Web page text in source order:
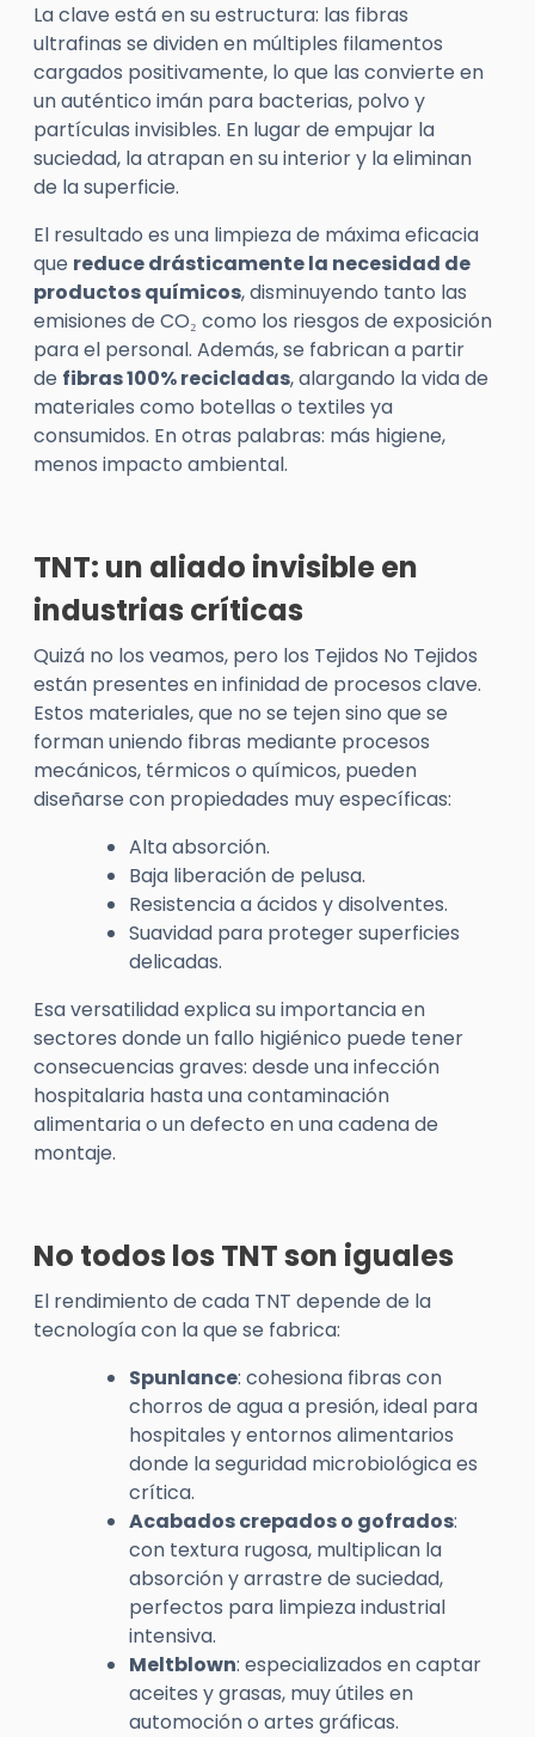
La clave está en su estructura: las fibras
ultrafinas se dividen en múltiples filamentos
cargados positivamente, lo que las convierte en
un auténtico imán para bacterias, polvo y
partículas invisibles. En lugar de empujar la
suciedad, la atrapan en su interior y la eliminan
de la superficie.
El resultado es una limpieza de máxima eficacia
que reduce drásticamente la necesidad de
productos químicos, disminuyendo tanto las
emisiones de CO₂ como los riesgos de exposición
para el personal. Además, se fabrican a partir
de fibras 100% recicladas, alargando la vida de
materiales como botellas o textiles ya
consumidos. En otras palabras: más higiene,
menos impacto ambiental.
TNT: un aliado invisible en
industrias críticas
Quizá no los veamos, pero los Tejidos No Tejidos
están presentes en infinidad de procesos clave.
Estos materiales, que no se tejen sino que se
forman uniendo fibras mediante procesos
mecánicos, térmicos o químicos, pueden
diseñarse con propiedades muy específicas:
Alta absorción.
Baja liberación de pelusa.
Resistencia a ácidos y disolventes.
Suavidad para proteger superficies
delicadas.
Esa versatilidad explica su importancia en
sectores donde un fallo higiénico puede tener
consecuencias graves: desde una infección
hospitalaria hasta una contaminación
alimentaria o un defecto en una cadena de
montaje.
No todos los TNT son iguales
El rendimiento de cada TNT depende de la
tecnología con la que se fabrica:
Spunlance: cohesiona fibras con
chorros de agua a presión, ideal para
hospitales y entornos alimentarios
donde la seguridad microbiológica es
crítica.
Acabados crepados o gofrados:
con textura rugosa, multiplican la
absorción y arrastre de suciedad,
perfectos para limpieza industrial
intensiva.
Meltblown: especializados en captar
aceites y grasas, muy útiles en
automoción o artes gráficas.